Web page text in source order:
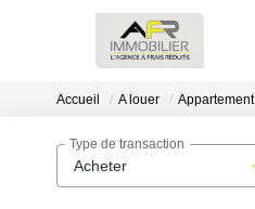
Accueil A louer Appartement
Acheter
Type de transaction